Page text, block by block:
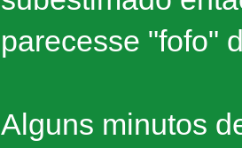
parecesse "fofo"
Alguns minutos